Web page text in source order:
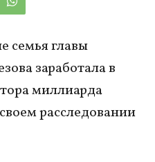
семья главы
заработала в
миллиарда
расследовании